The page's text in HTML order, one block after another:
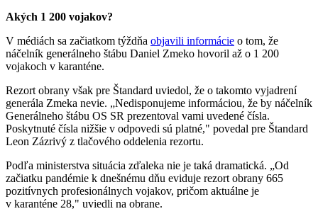
Akých 1 200 vojakov?
V médiách sa začiatkom týždňa objavili informácie o tom, že
náčelník generálneho štábu Daniel Zmeko hovoril až o 1 200
vojakoch v karanténe.
Rezort obrany však pre Štandard uviedol, že o takomto vyjadrení
generála Zmeka nevie. „Nedisponujeme informáciou, že by náčelník
Generálneho štábu OS SR prezentoval vami uvedené čísla.
Poskytnuté čísla nižšie v odpovedi sú platné," povedal pre Štandard
Leon Zázrivý z tlačového oddelenia rezortu.
Podľa ministerstva situácia zďaleka nie je taká dramatická. „Od
začiatku pandémie k dnešnému dňu eviduje rezort obrany 665
pozitívnych profesionálnych vojakov, pričom aktuálne je
v karanténe 28," uviedli na obrane.